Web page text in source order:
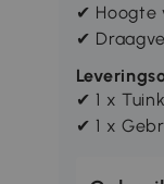
✔ Hoogte
✔
✔ 1 x
✔ 1 x